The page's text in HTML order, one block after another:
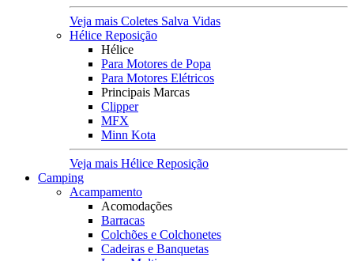
Veja mais Coletes Salva Vidas
Hélice Reposição
Hélice
Para Motores de Popa
Para Motores Elétricos
Principais Marcas
Clipper
MFX
Minn Kota
Veja mais Hélice Reposição
Camping
Acampamento
Acomodações
Barracas
Colchões e Colchonetes
Cadeiras e Banquetas